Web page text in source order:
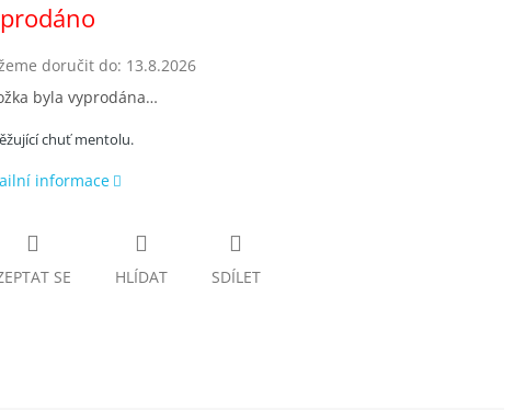
doručit do: 13.8.2026
byla vyprodána…
chuť mentolu.
informace
SE HLÍDAT SDÍLET